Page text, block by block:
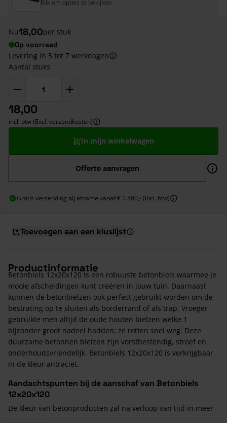
Klik om opties te bekijken
Nu18,00per stuk
Op voorraad
Levering in 5 tot 7 werkdagen
Aantal stuks
18,00
incl. btw (Excl. verzendkosten)
In mijn winkelwagen
Offerte aanvragen
Gratis verzending bij afname vanaf € 1.500,- (incl. btw)
Toevoegen aan een kluslijst
Productinformatie
Betonbiels 12x20x120 is een robuuste betonbiels waarmee je
mooie afscheidingen kunt creëren in jouw tuin. Daarnaast
kunnen de betonbielzen ook perfect gebruikt worden om de
bestrating op te sluiten als borderrand of als trap. Vroeger
gebruikte men altijd de oude houten bielzen welke 1
bijzonder groot nadeel hadden; ze rotten snel weg. Deze
duurzame betonnen bielzen zijn vorstbestendig, stroef en
onderhoudsvriendelijk. Betonbiels 12x20x120 is verkrijgbaar
in de kleur antraciet.
Aandachtspunten bij de aanschaf van Betonbiels
12x20x120
De kleur van betonproducten zal na verloop van tijd in meer